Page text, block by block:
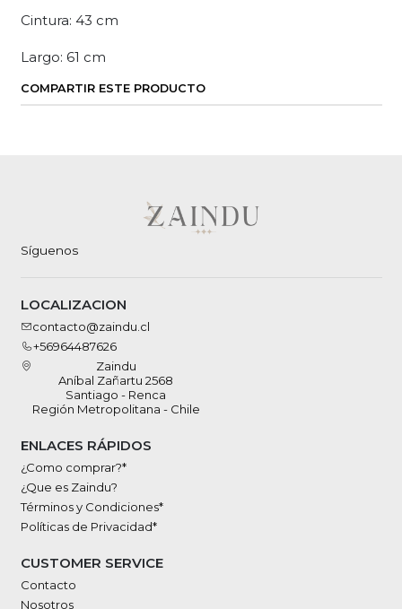
Cintura: 43 cm
Largo: 61 cm
COMPARTIR ESTE PRODUCTO
Síguenos
LOCALIZACION
contacto@zaindu.cl
+56964487626
Zaindu
Aníbal Zañartu 2568
Santiago - Renca
Región Metropolitana - Chile
ENLACES RÁPIDOS
¿Como comprar?*
¿Que es Zaindu?
Términos y Condiciones*
Políticas de Privacidad*
CUSTOMER SERVICE
Contacto
Nosotros